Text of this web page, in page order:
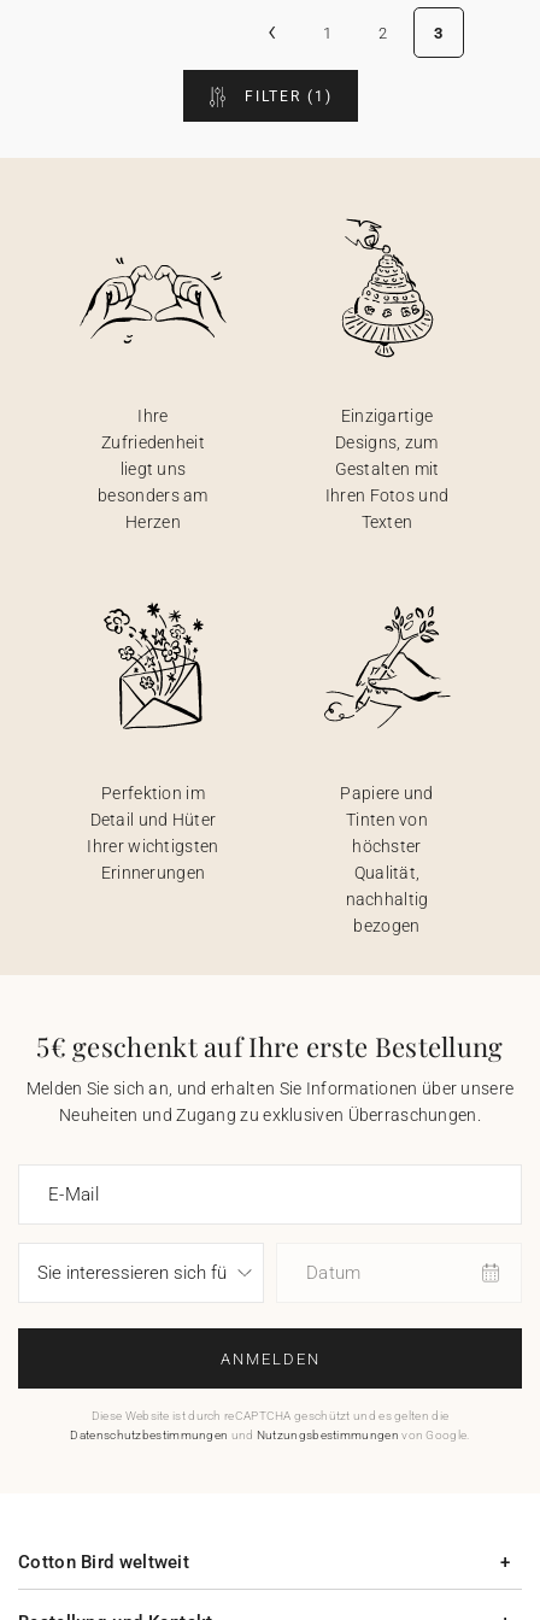
‹ 1 2 3
FILTER (1)
Ihre
Zufriedenheit
liegt uns
besonders am
Herzen
Einzigartige
Designs, zum
Gestalten mit
Ihren Fotos und
Texten
Perfektion im
Detail und Hüter
Ihrer wichtigsten
Erinnerungen
Papiere und
Tinten von
höchster
Qualität,
nachhaltig
bezogen
5€ geschenkt auf Ihre erste Bestellung
Melden Sie sich an, und erhalten Sie Informationen über unsere
Neuheiten und Zugang zu exklusiven Überraschungen.
E-Mail
Datum
ANMELDEN
Diese Website ist durch reCAPTCHA geschützt und es gelten die
Datenschutzbestimmungen und Nutzungsbestimmungen von Google.
Cotton Bird weltweit